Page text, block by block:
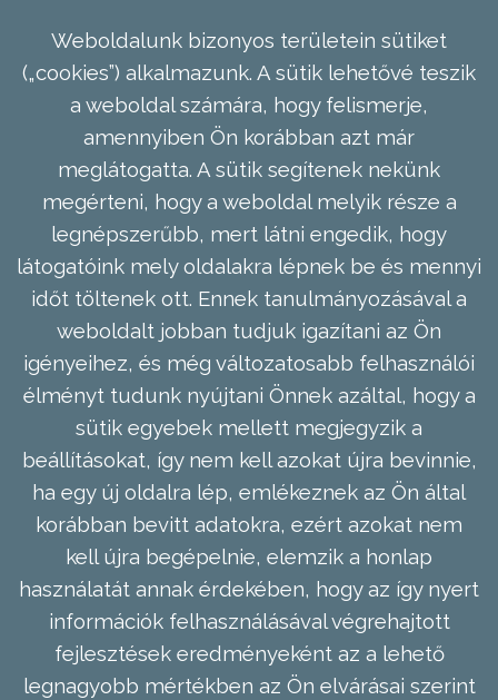
Weboldalunk bizonyos területein sütiket
(„cookies”) alkalmazunk. A sütik lehetővé teszik
a weboldal számára, hogy felismerje,
amennyiben Ön korábban azt már
meglátogatta. A sütik segítenek nekünk
megérteni, hogy a weboldal melyik része a
legnépszerűbb, mert látni engedik, hogy
látogatóink mely oldalakra lépnek be és mennyi
időt töltenek ott. Ennek tanulmányozásával a
weboldalt jobban tudjuk igazítani az Ön
igényeihez, és még változatosabb felhasználói
élményt tudunk nyújtani Önnek azáltal, hogy a
sütik egyebek mellett megjegyzik a
beállításokat, így nem kell azokat újra bevinnie,
ha egy új oldalra lép, emlékeznek az Ön által
korábban bevitt adatokra, ezért azokat nem
kell újra begépelnie, elemzik a honlap
használatát annak érdekében, hogy az így nyert
információk felhasználásával végrehajtott
fejlesztések eredményeként az a lehető
legnagyobb mértékben az Ön elvárásai szerint